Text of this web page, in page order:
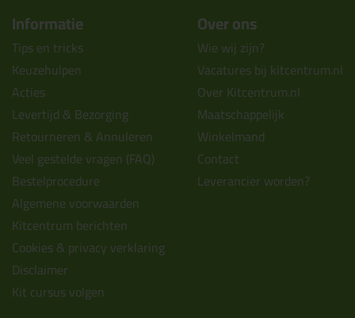
Informatie
Tips en tricks
Keuzehulpen
Acties
Levertijd & Bezorging
Retourneren & Annuleren
Veel gestelde vragen (FAQ)
Bestelprocedure
Algemene voorwaarden
Kitcentrum berichten
Cookies & privacy verklaring
Disclaimer
Kit cursus volgen
Over ons
Wie wij zijn?
Vacatures bij kitcentrum.nl
Over Kitcentrum.nl
Maatschappelijk
Winkelmand
Contact
Leverancier worden?